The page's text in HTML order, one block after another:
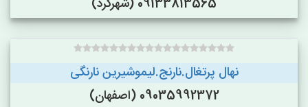
09133813565 (شهرکرد)
نهال پرتغال.نارنج.لیموشیرین نارنگی
09035992372 (اصفهان)